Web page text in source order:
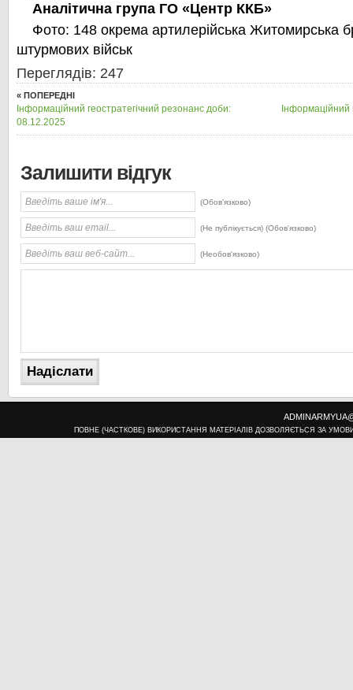
Аналітична група ГО «Центр ККБ»
Фото: 148 окрема артилерійська Житомирська
штурмових військ
Переглядів: 247
« ПОПЕРЕДНІ
Інформаційний геостратегічний резонанс доби:
08.12.2025
Інформаційний
Залишити відгук
(Обов'язково)
(Не публікується) (Обов'язково)
(Необов'язково)
ПОВНЕ (ЧАСТКОВЕ) ВИКОРИСТАННЯ МАТЕРІАЛІВ ДОЗВОЛЯЄТЬСЯ ЗА